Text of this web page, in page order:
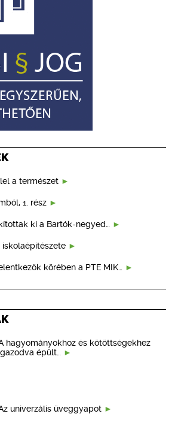
a természet
1. rész
ki a Bartók-negyed…
iskolaépítészete
körében a PTE MIK…
hagyományokhoz és kötöttségekhez
épült…
univerzális üveggyapot